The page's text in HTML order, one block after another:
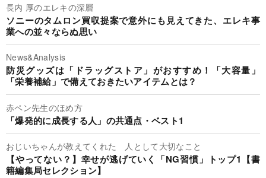
長内 厚のエレキの深層
ソニーのタムロン買収提案で意外にも見えてきた、エレキ事
業への並々ならぬ思い
News&Analysis
防災グッズは「ドラッグストア」がおすすめ！「大容量」
「栄養補給」で備えておきたいアイテムとは？
赤ペン先生のほめ方
「爆発的に成長する人」の共通点・ベスト1
おじいちゃんが教えてくれた 人として大切なこと
【やってない？】幸せが逃げていく「NG習慣」トップ1【書
籍編集局セレクション】